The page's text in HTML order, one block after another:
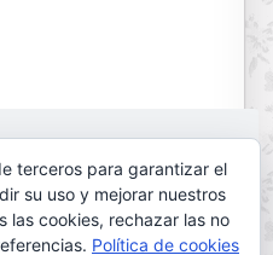
terceros para garantizar el
su uso y mejorar nuestros
las cookies, rechazar las no
Política de cookies